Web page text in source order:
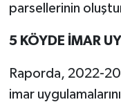
parsellerinin
5 KÖYDE İMAR
Raporda, 2022-
imar